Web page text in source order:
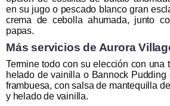
en su jugo o pescado blanco gran
crema de cebolla ahumada, junto
papas.
Más servicios de Aurora
Termine todo con su elección con una
helado de vainilla o Bannock
frambuesa, con salsa de mantequilla
y helado de vainilla.